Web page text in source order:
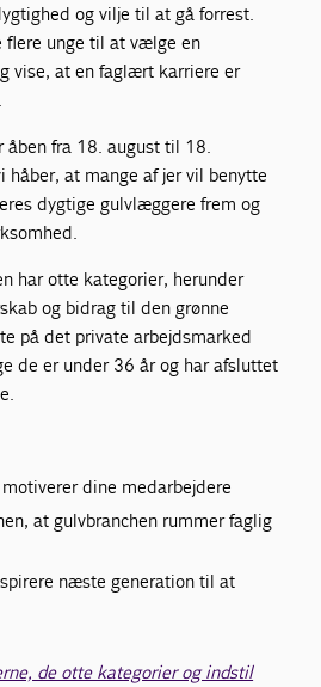
og vilje til at gå forrest.
flere unge til at vælge en
vise, at en faglært karriere er
fra 18. august til 18.
håber, at mange af jer vil benytte
dygtige gulvlæggere frem og
har otte kategorier, herunder
og bidrag til den grønne
på det private arbejdsmarked
de er under 36 år og har afsluttet
dine medarbejdere
at gulvbranchen rummer faglig
næste generation til at
de otte kategorier og indstil